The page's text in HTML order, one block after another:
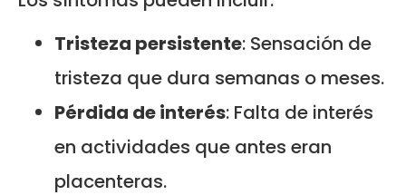
Tristeza persistente: Sensación de
tristeza que dura semanas o meses.
Pérdida de interés: Falta de interés
en actividades que antes eran
placenteras.